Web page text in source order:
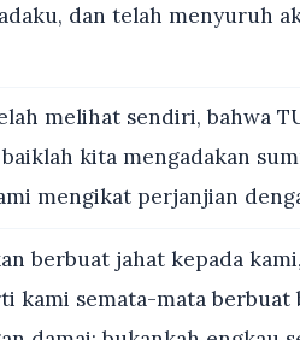
dan telah menyuruh
melihat sendiri, bahwa
kita mengadakan
mengikat perjanjian
berbuat jahat kepada
kami semata-mata berbuat